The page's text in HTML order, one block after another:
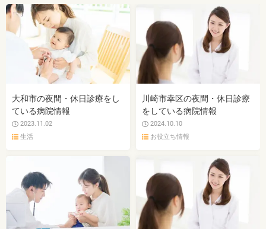
大和市の夜間・休日診療をし
ている病院情報
2023.11.02
生活
川崎市幸区の夜間・休日診療
をしている病院情報
2024.10.10
お役立ち情報